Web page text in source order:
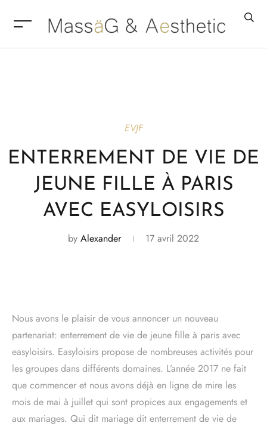
EVJF
ENTERREMENT DE VIE DE
JEUNE FILLE À PARIS
AVEC EASYLOISIRS
by Alexander 17 avril 2022
Nous avons le plaisir de vous annoncer un nouveau
partenariat: enterrement de vie de jeune fille à paris avec
easyloisirs. Easyloisirs propose de nombreuses activités pour
les groupes dans différents domaines. L’année 2017 ne fait
que commencer et nous avons déjà en ligne de mire les
mois de mai à juillet qui sont propices aux engagements et
aux mariages. Qui dit mariage dit enterrement de vie de